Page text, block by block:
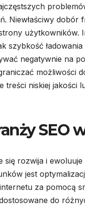
Niewłaściwy
użytkowników.
szybkość
negatywnie na
możliwości
treści niskiej
SEO
się rozwija i
jest
za pomocą
do